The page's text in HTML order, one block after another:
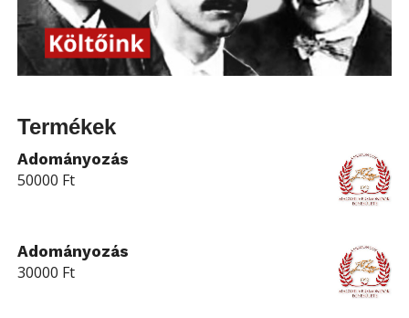
Termékek
Adományozás
50000 Ft
Adományozás
30000 Ft